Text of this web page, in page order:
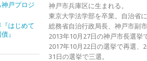
戸プロジ
はじめて
』
神戸市兵庫区に生まれる。
東京大学法学部を卒業。自治省に
総務省自治行政局長、神戸市副市
2013年10月27日の神戸市長選挙
2017年10月22日の選挙で再選、
31日の選挙で三選。